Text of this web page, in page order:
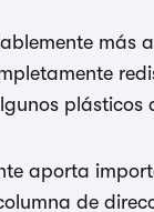
plásticos
aporta
de